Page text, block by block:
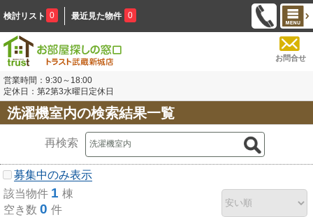
検討リスト 0 最近見た物件 0
お問合せ
営業時間：9:30～18:00
定休日：第2第3水曜日定休日
洗濯機室内の検索結果一覧
再検索
募集中のみ表示
該当物件 1 棟
空き数 0 件